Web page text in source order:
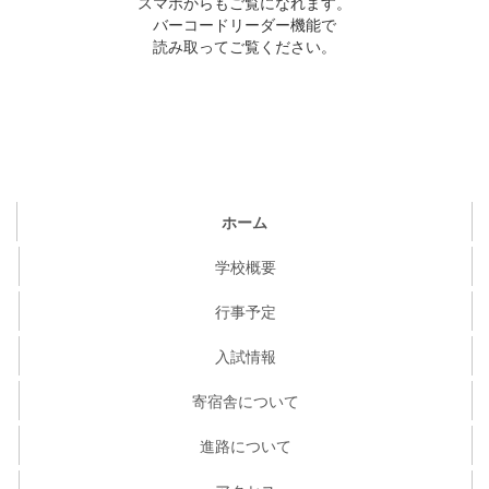
バーコードリーダー機能で
読み取ってご覧ください。
ホーム
学校概要
行事予定
入試情報
寄宿舎について
進路について